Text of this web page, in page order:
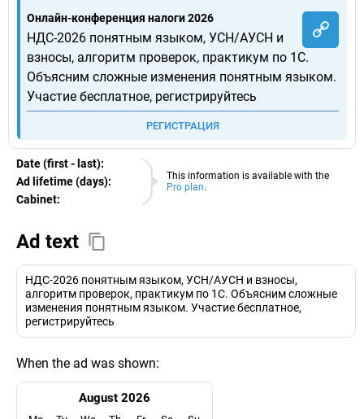
Онлайн-конференция налоги 2026
НДС‑2026 понятным языком, УСН/АУСН и
взносы, алгоритм проверок, практикум по 1С.
Объясним сложные изменения понятным языком.
Участие бесплатное, регистрируйтесь
РЕГИСТРАЦИЯ
This information is available with the
Pro plan.
Date (first - last):
09.08.2026
Ad lifetime (days):
Cabinet:
EURO
Ad text
НДС‑2026 понятным языком, УСН/АУСН и взносы,
алгоритм проверок, практикум по 1С. Объясним сложные
изменения понятным языком. Участие бесплатное,
регистрируйтесь
When the ad was shown:
August 2026